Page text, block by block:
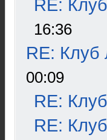
RE:
16:36
RE: Клуб
00:09
RE:
RE: